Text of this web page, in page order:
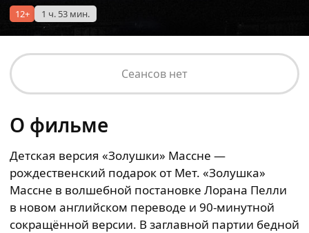
12+ 1 ч. 53 мин.
Сеансов нет
О фильме
Детская версия «Золушки» Массне —
рождественский подарок от Мет. «Золушка»
Массне в волшебной постановке Лорана Пелли
в новом английском переводе и 90-минутной
сокращённой версии. В заглавной партии бедной